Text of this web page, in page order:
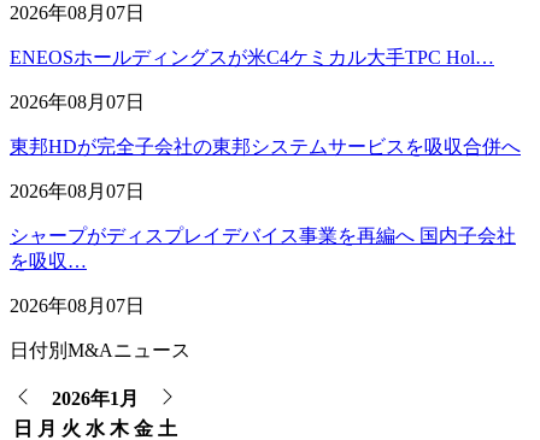
2026年08月07日
ENEOSホールディングスが米C4ケミカル大手TPC Hol…
2026年08月07日
東邦HDが完全子会社の東邦システムサービスを吸収合併へ
2026年08月07日
シャープがディスプレイデバイス事業を再編へ 国内子会社
を吸収…
2026年08月07日
日付別M&Aニュース
2026年1月
日
月 火 水 木 金 土